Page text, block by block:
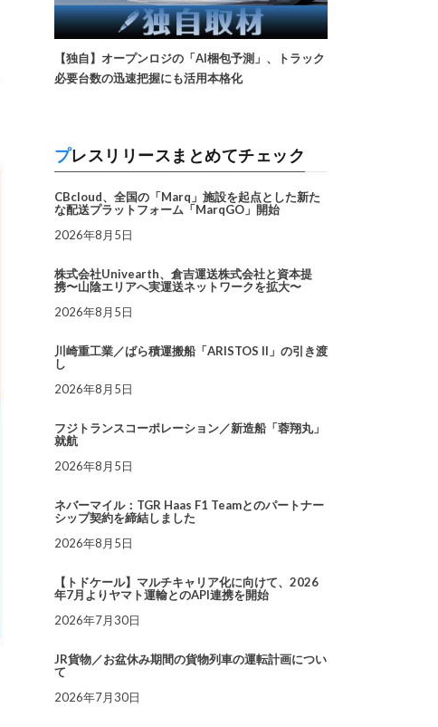
【独自】オープンロジの「AI梱包予測」、トラック
必要台数の迅速把握にも活用本格化
プレスリリースまとめてチェック
CBcloud、全国の「Marq」施設を起点とした新た
な配送プラットフォーム「MarqGO」開始
2026年8月5日
株式会社Univearth、倉吉運送株式会社と資本提
携〜山陰エリアへ実運送ネットワークを拡大〜
2026年8月5日
川崎重工業／ばら積運搬船「ARISTOS II」の引き渡
し
2026年8月5日
フジトランスコーポレーション／新造船「蓉翔丸」
就航
2026年8月5日
ネバーマイル：TGR Haas F1 Teamとのパートナー
シップ契約を締結しました
2026年8月5日
【トドケール】マルチキャリア化に向けて、2026
年7月よりヤマト運輸とのAPI連携を開始
2026年7月30日
JR貨物／お盆休み期間の貨物列車の運転計画につい
て
2026年7月30日